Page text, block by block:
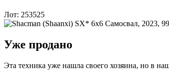
Лот: 253525
Уже продано
Эта техника уже нашла своего хозяина, но в